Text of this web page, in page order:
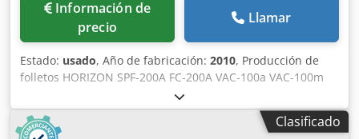
Información de
precio
Llamar
Estado: usado, Año de fabricación: 2010, Producción de
folletos HORIZON SPF-200A FC-200A VAC-100a VAC-100m
Este sistema de producción de folletos Horizon usado es
un sistema potente para la producción profesional de
folletos con encuadernación por grapas en el lomo. Consta
Clasificado